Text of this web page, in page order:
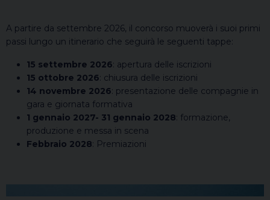
A partire da settembre 2026, il concorso muoverà i suoi primi
passi lungo un itinerario che seguirà le seguenti tappe:
15 settembre 2026: apertura delle iscrizioni
15 ottobre 2026: chiusura delle iscrizioni
14 novembre 2026: presentazione delle compagnie in
gara e giornata formativa
1 gennaio 2027- 31 gennaio 2028: formazione,
produzione e messa in scena
Febbraio 2028: Premiazioni